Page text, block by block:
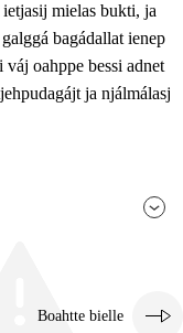
mielas bukti, ja
bagádallat ienep
oahppe bessi adnet
ja njálmálasj
Boahtte bielle